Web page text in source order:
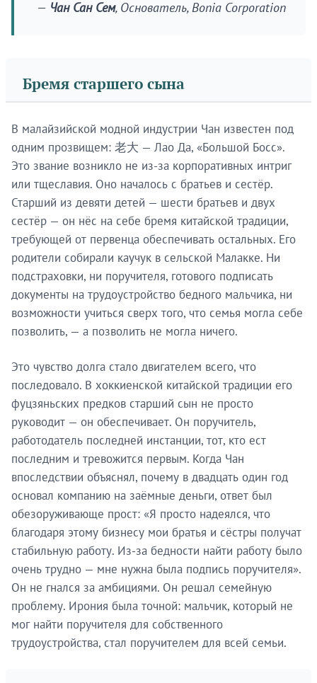
— Чан Сан Сем, Основатель, Bonia Corporation
Бремя старшего сына
В малайзийской модной индустрии Чан известен под
одним прозвищем: 老大 — Лао Да, «Большой Босс».
Это звание возникло не из-за корпоративных интриг
или тщеславия. Оно началось с братьев и сестёр.
Старший из девяти детей — шести братьев и двух
сестёр — он нёс на себе бремя китайской традиции,
требующей от первенца обеспечивать остальных. Его
родители собирали каучук в сельской Малакке. Ни
подстраховки, ни поручителя, готового подписать
документы на трудоустройство бедного мальчика, ни
возможности учиться сверх того, что семья могла себе
позволить, — а позволить не могла ничего.
Это чувство долга стало двигателем всего, что
последовало. В хоккиенской китайской традиции его
фуцзяньских предков старший сын не просто
руководит — он обеспечивает. Он поручитель,
работодатель последней инстанции, тот, кто ест
последним и тревожится первым. Когда Чан
впоследствии объяснял, почему в двадцать один год
основал компанию на заёмные деньги, ответ был
обезоруживающе прост: «Я просто надеялся, что
благодаря этому бизнесу мои братья и сёстры получат
стабильную работу. Из-за бедности найти работу было
очень трудно — мне нужна была подпись поручителя».
Он не гнался за амбициями. Он решал семейную
проблему. Ирония была точной: мальчик, который не
мог найти поручителя для собственного
трудоустройства, стал поручителем для всей семьи.